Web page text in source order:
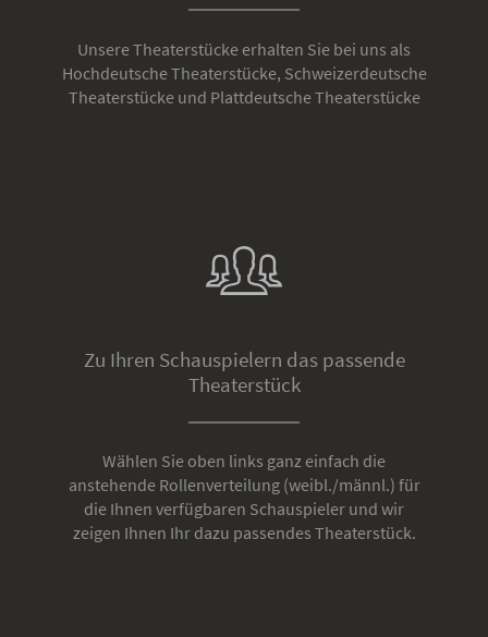
Unsere Theaterstücke erhalten Sie bei uns als
Hochdeutsche Theaterstücke, Schweizerdeutsche
Theaterstücke und Plattdeutsche Theaterstücke
Zu Ihren Schauspielern das passende
Theaterstück
Wählen Sie oben links ganz einfach die
anstehende Rollenverteilung (weibl./männl.) für
die Ihnen verfügbaren Schauspieler und wir
zeigen Ihnen Ihr dazu passendes Theaterstück.